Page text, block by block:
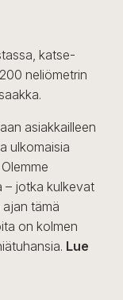
katse-
neliömetrin
asiakkailleen
ulkomaisia
– jotka kulkevat
tämä
on kolmen
Lue